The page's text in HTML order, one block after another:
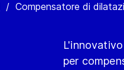
/ Compensatore di
per